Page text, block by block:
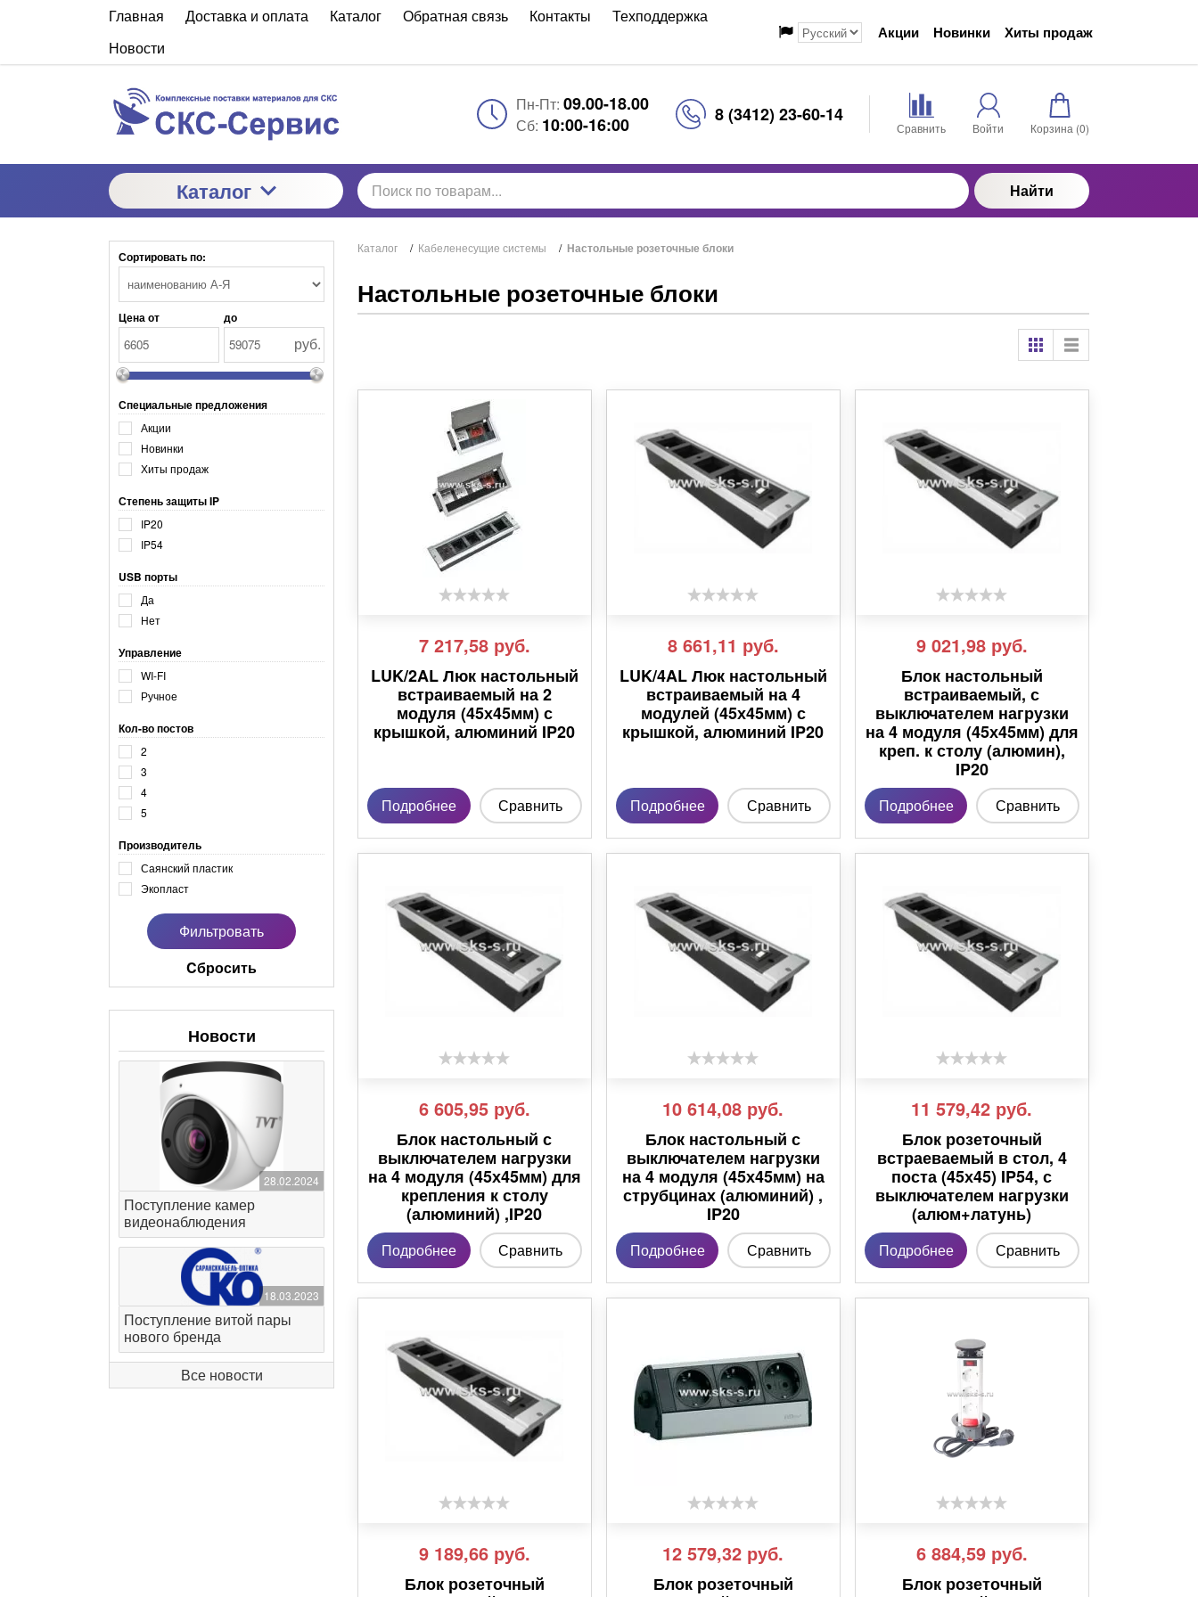
Главная Доставка и оплата Каталог Обратная связь Контакты
Техподдержка
Новости
Акции Новинки Хиты продаж
Пн-Пт: 09.00-18.00
Сб: 10:00-16:00 8 (3412) 23-60-14
Сравнить Войти Корзина (0)
Каталог Найти
Сортировать по:
Цена от до
руб.
Специальные предложения
Акции
Новинки
Хиты продаж
Степень защиты IP
IP20
IP54
USB порты
Да
Нет
Управление
WI-FI
Ручное
Кол-во постов
2
3
4
5
Производитель
Саянский пластик
Экопласт
Cбросить
Новости
28.02.2024
Поступление камер
видеонаблюдения
18.03.2023
Поступление витой пары
нового бренда
Все новости
Каталог / Кабеленесущие системы / Настольные розеточные блоки
Настольные розеточные блоки
7 217,58 руб.
LUK/2AL Люк настольный
встраиваемый на 2
модуля (45х45мм) с
крышкой, алюминий IP20
Подробнее Сравнить
8 661,11 руб.
LUK/4AL Люк настольный
встраиваемый на 4
модулей (45х45мм) с
крышкой, алюминий IP20
Подробнее Сравнить
9 021,98 руб.
Блок настольный
встраиваемый, с
выключателем нагрузки
на 4 модуля (45х45мм) для
креп. к столу (алюмин),
IP20
Подробнее Сравнить
6 605,95 руб.
Блок настольный с
выключателем нагрузки
на 4 модуля (45х45мм) для
крепления к столу
(алюминий) ,IP20
Подробнее Сравнить
10 614,08 руб.
Блок настольный с
выключателем нагрузки
на 4 модуля (45х45мм) на
струбцинах (алюминий) ,
IP20
Подробнее Сравнить
11 579,42 руб.
Блок розеточный
встраеваемый в стол, 4
поста (45х45) IP54, с
выключателем нагрузки
(алюм+латунь)
Подробнее Сравнить
9 189,66 руб.
Блок розеточный
12 579,32 руб.
Блок розеточный
6 884,59 руб.
Блок розеточный